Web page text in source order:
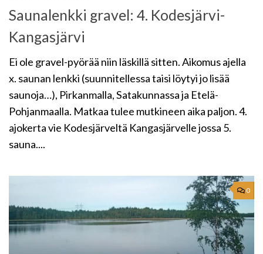
Saunalenkki gravel: 4. Kodesjärvi-
Kangasjärvi
Ei ole gravel-pyörää niin läskillä sitten. Aikomus ajella
x. saunan lenkki (suunnitellessa taisi löytyi jo lisää
saunoja…), Pirkanmalla, Satakunnassa ja Etelä-
Pohjanmaalla. Matkaa tulee mutkineen aika paljon. 4.
ajokerta vie Kodesjärveltä Kangasjärvelle jossa 5.
sauna....
0